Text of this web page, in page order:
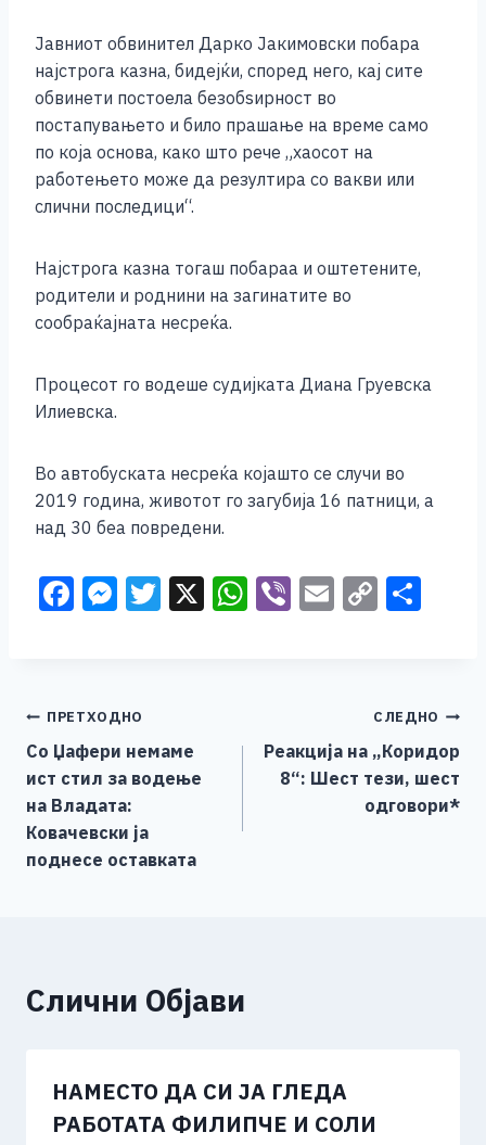
Јавниот обвинител Дарко Јакимовски побара
најстрога казна, бидејќи, според него, кај сите
обвинети постоела безобѕирност во
постапувањето и било прашање на време само
по која основа, како што рече „хаосот на
работењето може да резултира со вакви или
слични последици“.
Најстрога казна тогаш побараа и оштетените,
родители и роднини на загинатите во
сообраќајната несреќа.
Процесот го водеше судијката Диана Груевска
Илиевска.
Во автобуската несреќа којашто се случи во
2019 година, животот го загубија 16 патници, а
над 30 беа повредени.
F
b
o
o
k
M
n
g
er
T X W
A
p
Vi E C
Li
n
k
Навигација
на
напис
ПРЕТХОДНО
Со Џафери немаме
ист стил за водење
на Владата:
Ковачевски ја
поднесе оставката
СЛЕДНО
Реакција на „Коридор
8“: Шест тези, шест
одговори*
Слични Објави
НАМЕСТО ДА СИ ЈА ГЛЕДА
РАБОТАТА ФИЛИПЧЕ И СОЛИ